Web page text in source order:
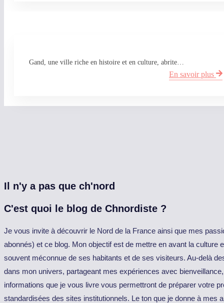
Gand, une ville riche en histoire et en culture, abrite…
En savoir plus
Il n'y a pas que ch'nord
C'est quoi le blog de Chnordiste ?
Je vous invite à découvrir le Nord de la France ainsi que mes
abonnés) et ce blog. Mon objectif est de mettre en avant la culture
souvent méconnue de ses habitants et de ses visiteurs. Au-delà
dans mon univers, partageant mes expériences avec
informations que je vous livre vous permettront de préparer votre
standardisées des sites institutionnels. Le ton que je donne à mes